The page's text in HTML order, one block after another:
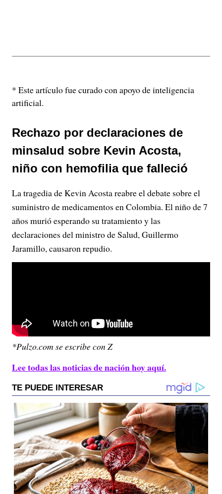
* Este artículo fue curado con apoyo de inteligencia
artificial.
Rechazo por declaraciones de
minsalud sobre Kevin Acosta,
niño con hemofilia que falleció
La tragedia de Kevin Acosta reabre el debate sobre el
suministro de medicamentos en Colombia. El niño de 7
años murió esperando su tratamiento y las
declaraciones del ministro de Salud, Guillermo
Jaramillo, causaron repudio.
*Pulzo.com se escribe con Z
Lee todas las noticias de nación hoy aquí.